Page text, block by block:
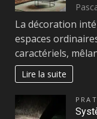
La décoration
espaces
caractériels,
Lire la suite